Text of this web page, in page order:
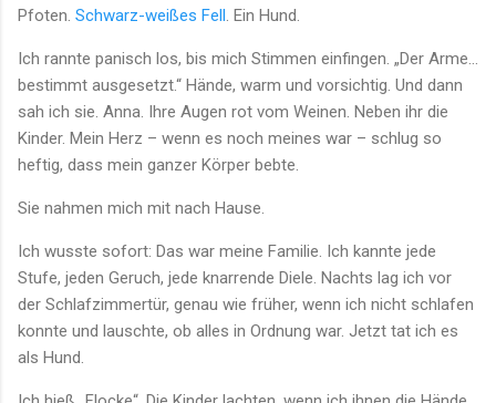
Pfoten. Schwarz-weißes Fell . Ein Hund.
Ich rannte panisch los, bis mich Stimmen einfingen. „Der Arme…
bestimmt ausgesetzt.“ Hände, warm und vorsichtig. Und dann
sah ich sie. Anna. Ihre Augen rot vom Weinen. Neben ihr die
Kinder. Mein Herz – wenn es noch meines war – schlug so
heftig, dass mein ganzer Körper bebte.
Sie nahmen mich mit nach Hause.
Ich wusste sofort: Das war meine Familie. Ich kannte jede
Stufe, jeden Geruch, jede knarrende Diele. Nachts lag ich vor
der Schlafzimmertür, genau wie früher, wenn ich nicht schlafen
konnte und lauschte, ob alles in Ordnung war. Jetzt tat ich es
als Hund.